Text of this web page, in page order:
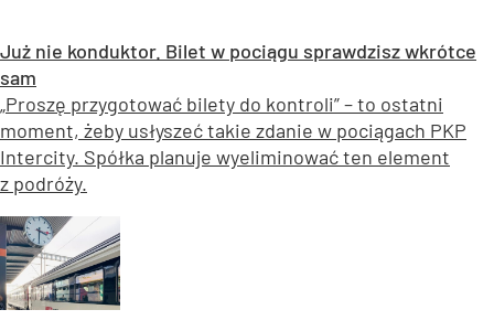
Już nie konduktor. Bilet w pociągu sprawdzisz wkrótce
sam
„Proszę przygotować bilety do kontroli” – to ostatni
moment, żeby usłyszeć takie zdanie w pociągach PKP
Intercity. Spółka planuje wyeliminować ten element
z podróży.